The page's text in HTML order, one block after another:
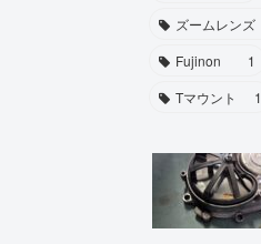
ズームレンズ
Fujinon
1
Tマウント
1